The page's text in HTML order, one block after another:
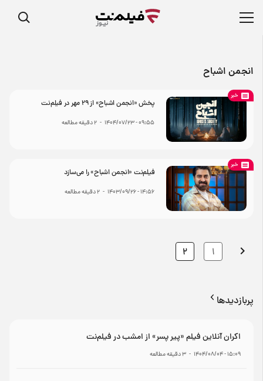
انجمن اشباح
خبر
پخش «انجمن اشباح» از ۲۹ مهر در فیلم‌نت
۰۹:۵۵ - ۱۴۰۴/۰۷/۲۳ -
2دقیقه مطالعه
خبر
فیلم‌نت «انجمن اشباح» را می‌سازد
۱۴:۵۶ - ۱۴۰۳/۰۹/۲۶ -
2دقیقه مطالعه
1
2
پربازدیدها
اکران آنلاین فیلم «پیر پسر» از امشب در فیلم‌نت
۱۵:۰۹ - ۱۴۰۴/۰۸/۰۴ -
3دقیقه مطالعه